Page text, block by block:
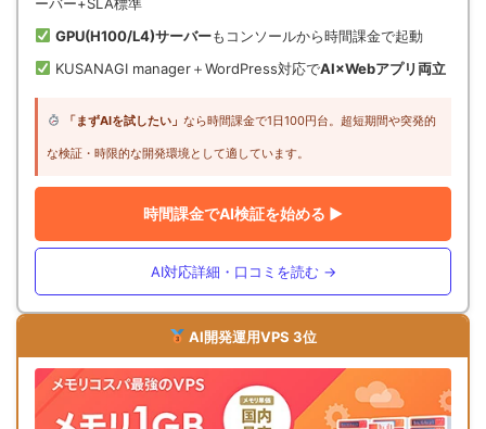
GPU(H100/L4)サーバーもコンソールから時間課金で起動
KUSANAGI manager＋WordPress対応でAI×Webアプリ両立
「まずAIを試したい」 なら時間課金で1日100円台。超短期間や突発的
な検証・時限的な開発環境として適しています。
時間課金でAI検証を始める ▶
AI対応詳細・口コミを読む →
AI開発運用VPS 3位